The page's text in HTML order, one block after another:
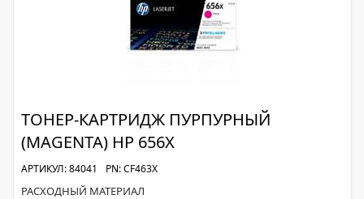
ТОНЕР-КАРТРИДЖ ПУРПУРНЫЙ
(MAGENTA) HP 656X
АРТИКУЛ: 84041 PN: CF463X
РАСХОДНЫЙ МАТЕРИАЛ